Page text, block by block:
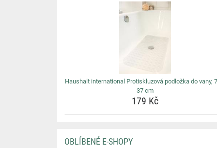
Haushalt international Protiskluzová podložka do vany,
37 cm
179 Kč
OBLÍBENÉ E-SHOPY